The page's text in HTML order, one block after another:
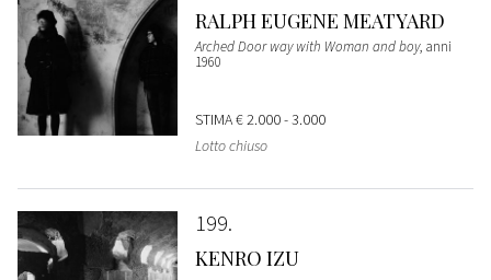
RALPH EUGENE MEATYARD
Arched Door way with Woman and boy, anni
1960
STIMA€ 2.000 - 3.000
Lotto chiuso
199
KENRO IZU